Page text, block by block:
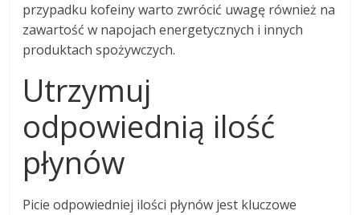
przypadku kofeiny warto zwrócić uwagę również na
zawartość w napojach energetycznych i innych
produktach spożywczych.
Utrzymuj
odpowiednią ilość
płynów
Picie odpowiedniej ilości płynów jest kluczowe